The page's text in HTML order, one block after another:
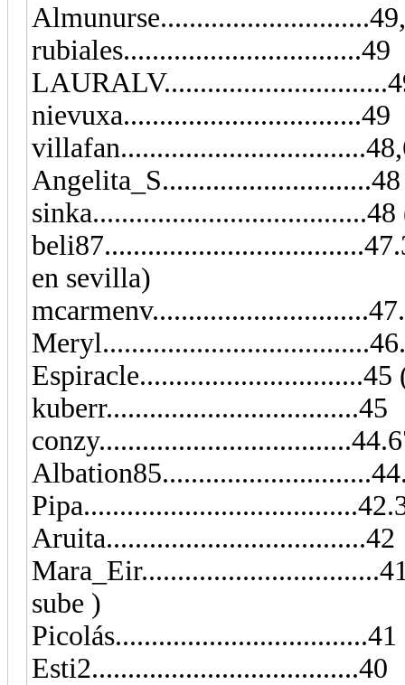
rubiales.................................49
nievuxa.................................49
en sevilla)
kuberr...................................45
Aruita....................................42
sube )
Picolás...................................41
Esti2.....................................40